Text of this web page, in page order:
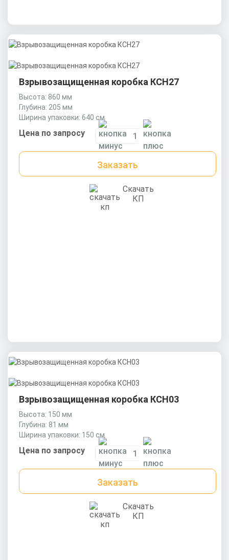
Взрывозащищенная коробка КСН27
Высота: 860 мм
Глубина: 205 мм
Ширина упаковки: 640 см
Цена по запросу
Заказать
Скачать
КП
Взрывозащищенная коробка КСН03
Высота: 150 мм
Глубина: 81 мм
Ширина упаковки: 150 см
Цена по запросу
Заказать
Скачать
КП